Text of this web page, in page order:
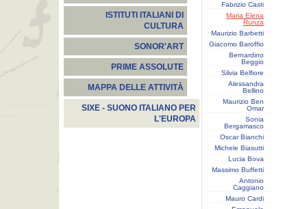
ISTITUTI ITALIANI DI
CULTURA
SONOR'ART
PRIME ASSOLUTE
MAPPA DELLE ATTIVITÀ
SIXE - SUONO ITALIANO PER
L'EUROPA
Fabrizio Casti
Maria Elena
Runza
Maurizio Barbetti
Giacomo Baroffio
Bernardino
Beggio
Silvia Belfiore
Alessandra
Bellino
Maurizio Ben
Omar
Sonia
Bergamasco
Oscar Bianchi
Michele Biasutti
Lucia Bova
Massimo Buffetti
Antonio
Caggiano
Mauro Cardi